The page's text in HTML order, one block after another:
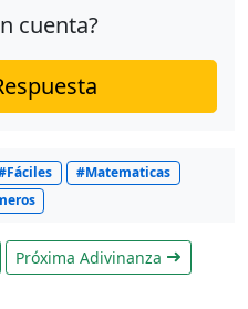
cuenta?
#Matematicas
Próxima Adivinanza